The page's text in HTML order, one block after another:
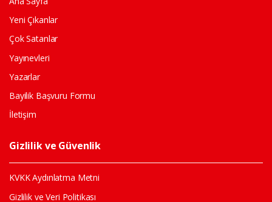
Yeni Çıkanlar
Çok Satanlar
Yayınevleri
Yazarlar
Bayilik Başvuru Formu
İletişim
Gizlilik ve Güvenlik
KVKK Aydınlatma Metni
Gizlilik ve Veri Politikası